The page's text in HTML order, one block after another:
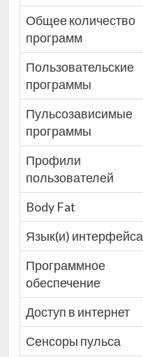
Общее количество
программ
Пользовательские
программы
Пульсозависимые
программы
Профили
пользователей
Body Fat
Язык(и) интерфейса
Программное
обеспечение
Доступ в интернет
Сенсоры пульса